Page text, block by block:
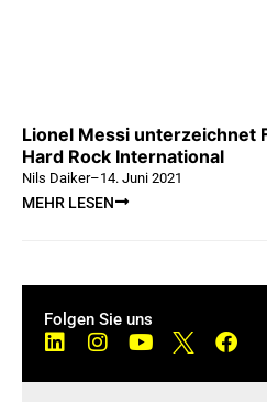
Lionel Messi unterzeichnet
Hard Rock International
Nils Daiker–14. Juni 2021
MEHR LESEN
Folgen Sie uns